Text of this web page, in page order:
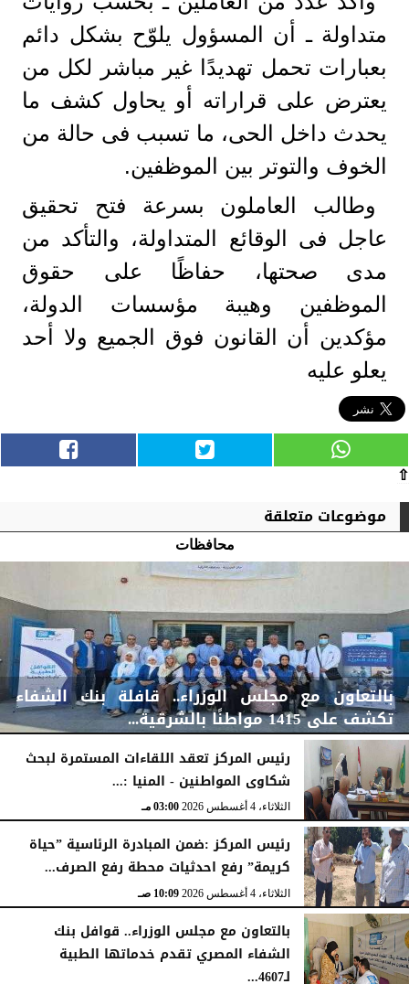
متداولة ـ أن المسؤول يلوّح بشكل دائم
بعبارات تحمل تهديدًا غير مباشر لكل من
يعترض على قراراته أو يحاول كشف ما
يحدث داخل الحى، ما تسبب فى حالة من
الخوف والتوتر بين الموظفين.
وطالب العاملون بسرعة فتح تحقيق
عاجل فى الوقائع المتداولة، والتأكد من
مدى صحتها، حفاظًا على حقوق
الموظفين وهيبة مؤسسات الدولة،
مؤكدين أن القانون فوق الجميع ولا أحد
يعلو عليه
⇧
موضوعات متعلقة
محافظات
بالتعاون مع مجلس الوزراء.. قافلة بنك الشفاء
تكشف على 1415 مواطنًا بالشرقية...
الخميس، 6 أغسطس 2026 04:59 مـ
رئيس المركز تعقد اللقاءات المستمرة لبحث
شكاوى المواطنين - المنيا :...
الثلاثاء، 4 أغسطس 2026 03:00 مـ
رئيس المركز :ضمن المبادرة الرئاسية ”حياة
كريمة” رفع احدثيات محطة رفع الصرف...
الثلاثاء، 4 أغسطس 2026 10:09 صـ
بالتعاون مع مجلس الوزراء.. قوافل بنك
الشفاء المصري تقدم خدماتها الطبية
لـ4607...